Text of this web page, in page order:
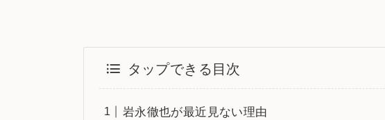
タップできる目次
岩永徹也が最近見ない理由